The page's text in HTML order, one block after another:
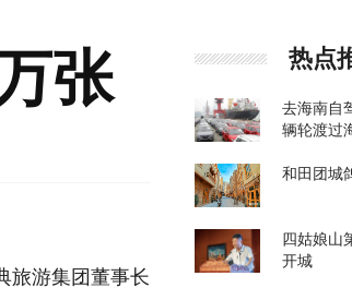
张
旅游集团董事长
热点
去海南自
辆轮渡过
和田团城
四姑娘山
开城